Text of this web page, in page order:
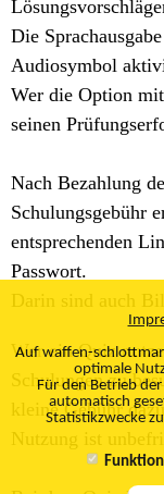
Die
Audiosymbol
Wer die Option
seinen
Nach Bezahlung
Schulungsgebühr
entsprechenden
Passwort.
Darin sind auch
Wer ein Quiz
Schulungen zu
kleine Gebühr
Nutzung ist
Auf waffen-
optimale
Für den Betrieb
automatisch
Statistikzwecke